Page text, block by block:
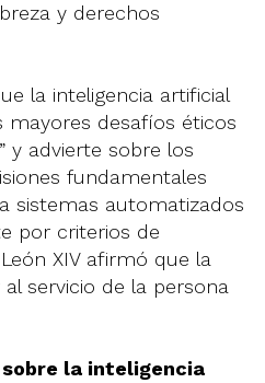
y derechos
la inteligencia artificial
mayores desafíos éticos
y advierte sobre los
fundamentales
sistemas automatizados
por criterios de
XIV afirmó que la
servicio de la persona
la inteligencia